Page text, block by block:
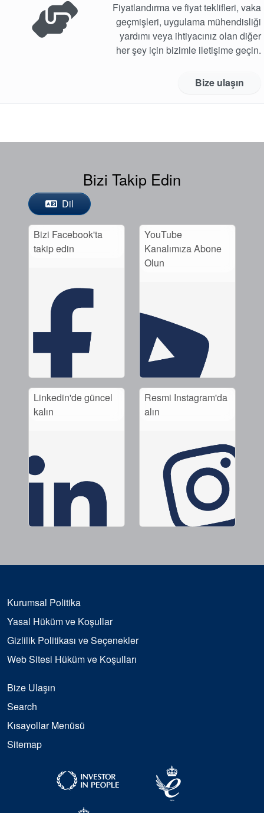
Fiyatlandırma ve fiyat teklifleri, vaka
geçmişleri, uygulama mühendisliği
yardımı veya ihtiyacınız olan diğer
her şey için bizimle iletişime geçin.
Bize ulaşın
Bizi Takip Edin
Dil
Bizi Facebook'ta
takip edin
YouTube
Kanalımıza Abone
Olun
Linkedin'de güncel
kalın
Resmi Instagram'da
alın
Kurumsal Politika
Yasal Hüküm ve Koşullar
Gizlilik Politikası ve Seçenekler
Web Sitesi Hüküm ve Koşulları
Bize Ulaşın
Search
Kısayollar Menüsü
Sitemap